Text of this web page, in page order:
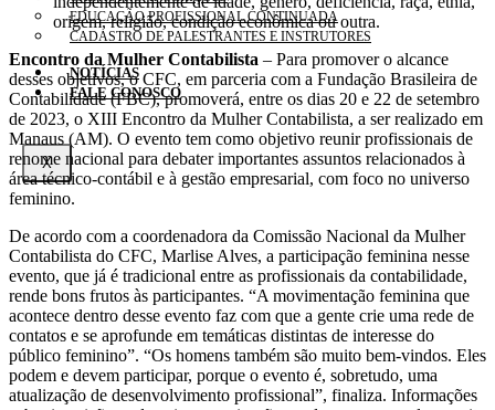
EDUCAÇÃO PROFISSIONAL CONTINUADA
CADASTRO DE PALESTRANTES E INSTRUTORES
NOTÍCIAS
FALE CONOSCO
X
origem, religião, condição econômica ou outra.
Encontro da Mulher Contabilista – Para promover o alcance
desses objetivos, o CFC, em parceria com a Fundação Brasileira de
Contabilidade (FBC), promoverá, entre os dias 20 e 22 de setembro
de 2023, o XIII Encontro da Mulher Contabilista, a ser realizado em
Manaus (AM). O evento tem como objetivo reunir profissionais de
renome nacional para debater importantes assuntos relacionados à
área técnico-contábil e à gestão empresarial, com foco no universo
feminino.
De acordo com a coordenadora da Comissão Nacional da Mulher
Contabilista do CFC, Marlise Alves, a participação feminina nesse
evento, que já é tradicional entre as profissionais da contabilidade,
rende bons frutos às participantes. “A movimentação feminina que
acontece dentro desse evento faz com que a gente crie uma rede de
contatos e se aprofunde em temáticas distintas de interesse do
público feminino”. “Os homens também são muito bem-vindos. Eles
podem e devem participar, porque o evento é, sobretudo, uma
atualização de desenvolvimento profissional”, finaliza. Informações